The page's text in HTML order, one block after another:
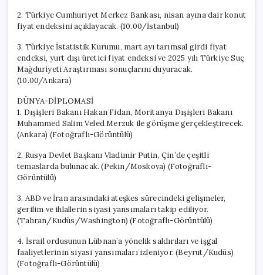
2. Türkiye Cumhuriyet Merkez Bankası, nisan ayına dair konut
fiyat endeksini açıklayacak. (10.00/İstanbul)
3. Türkiye İstatistik Kurumu, mart ayı tarımsal girdi fiyat
endeksi, yurt dışı üretici fiyat endeksi ve 2025 yılı Türkiye Suç
Mağduriyeti Araştırması sonuçlarını duyuracak.
(10.00/Ankara)
DÜNYA-DİPLOMASİ
1. Dışişleri Bakanı Hakan Fidan, Moritanya Dışişleri Bakanı
Muhammed Salim Veled Merzuk ile görüşme gerçekleştirecek.
(Ankara) (Fotoğraflı-Görüntülü)
2. Rusya Devlet Başkanı Vladimir Putin, Çin’de çeşitli
temaslarda bulunacak. (Pekin/Moskova) (Fotoğraflı-
Görüntülü)
3. ABD ve İran arasındaki ateşkes sürecindeki gelişmeler,
gerilim ve ihlallerin siyasi yansımaları takip ediliyor.
(Tahran/Kudüs/Washington) (Fotoğraflı-Görüntülü)
4. İsrail ordusunun Lübnan’a yönelik saldırıları ve işgal
faaliyetlerinin siyasi yansımaları izleniyor. (Beyrut/Kudüs)
(Fotoğraflı-Görüntülü)